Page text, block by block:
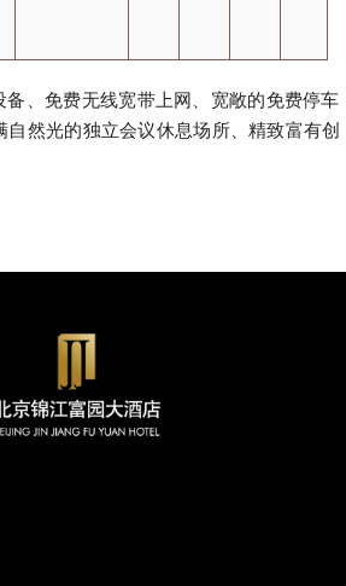
备、免费无线宽带上网、宽敞的免费停车
然光的独立会议休息场所、精致富有创